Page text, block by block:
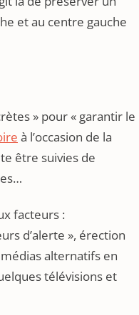
et au centre gauche
» pour « garantir le
à l’occasion de la
être suivies de
facteurs :
d’alerte », érection
alternatifs en
télévisions et